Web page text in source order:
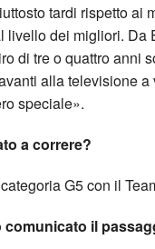
tardi rispetto ai
livello dei migliori. Da
di tre o quattro anni
alla televisione
speciale».
a correre?
G5 con il
comunicato il